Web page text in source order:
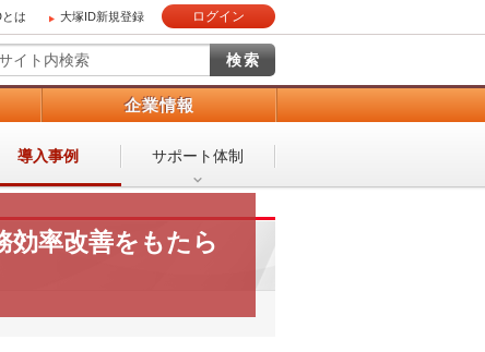
は 大塚ID新規登録 ログイン
企業情報
導入事例 サポート体制
率改善をもたら